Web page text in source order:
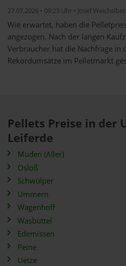
27.07.2026 • 09:23 Uhr • Josef
Wie erwartet, haben die
angezogen. Nach der langen
Verbraucher hat die Nachfrage in
Rekordumsätze im Pelletmarkt
Pellets Preise in der
Leiferde
Müden (Aller)
Osloß
Schwülper
Ummern
Wagenhoff
Wasbüttel
Edemissen
Peine
Uetze